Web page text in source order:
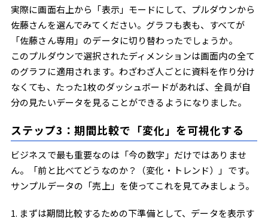
実際に画面右上から「表示」モードにして、プルダウンから
佐藤さんを選んでみてください。グラフも表も、すべてが
「佐藤さん専用」のデータに切り替わったでしょうか。
このプルダウンで選択されたディメンションは画面内の全て
のグラフに適用されます。わざわざ人ごとに資料を作り分け
なくても、たった1枚のダッシュボードがあれば、全員が自
分の見たいデータを見ることができるようになりました。
ステップ3：期間比較で「変化」を可視化する
ビジネスで最も重要なのは「今の数字」だけではありませ
ん。「前と比べてどうなのか？（変化・トレンド）」です。
サンプルデータの「売上」を使ってこれを見てみましょう。
1. まずは期間比較するための下準備として、データを表示す